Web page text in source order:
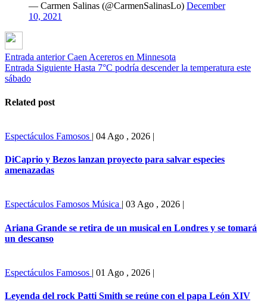
— Carmen Salinas (@CarmenSalinasLo) December
10, 2021
Entrada anterior Caen Acereros en Minnesota
Entrada Siguiente Hasta 7°C podría descender la temperatura este
sábado
Related post
Espectáculos Famosos | 04 Ago , 2026 |
DiCaprio y Bezos lanzan proyecto para salvar especies
amenazadas
Espectáculos Famosos Música | 03 Ago , 2026 |
Ariana Grande se retira de un musical en Londres y se tomará
un descanso
Espectáculos Famosos | 01 Ago , 2026 |
Leyenda del rock Patti Smith se reúne con el papa León XIV